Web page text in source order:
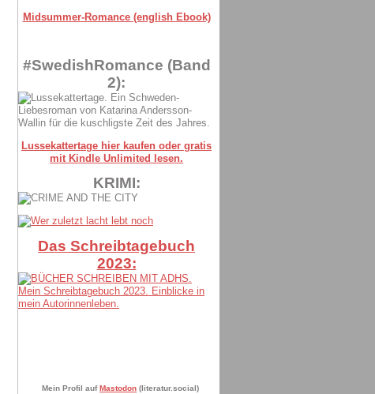
Midsummer-Romance (english Ebook)
#SwedishRomance (Band
2):
Lussekattertage hier kaufen oder gratis
mit Kindle Unlimited lesen.
KRIMI:
Das Schreibtagebuch
2023:
Mein Profil auf Mastodon (literatur.social)